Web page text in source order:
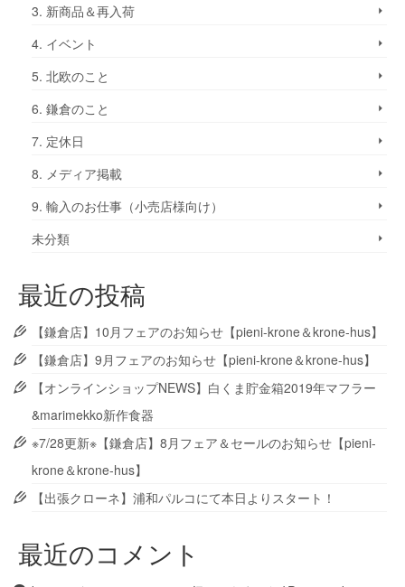
3. 新商品＆再入荷
4. イベント
5. 北欧のこと
6. 鎌倉のこと
7. 定休日
8. メディア掲載
9. 輸入のお仕事（小売店様向け）
未分類
最近の投稿
【鎌倉店】10月フェアのお知らせ【pieni-krone＆krone-hus】
【鎌倉店】9月フェアのお知らせ【pieni-krone＆krone-hus】
【オンラインショップNEWS】白くま貯金箱2019年マフラー
&marimekko新作食器
※7/28更新※【鎌倉店】8月フェア＆セールのお知らせ【pieni-
krone＆krone-hus】
【出張クローネ】浦和パルコにて本日よりスタート！
最近のコメント